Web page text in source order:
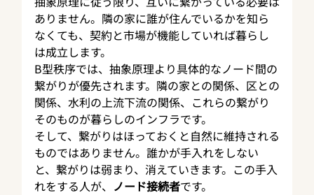
ありません。隣の家に誰が住んでいるかを知ら
なくても、契約と市場が機能していれば暮らし
は成立します。
B型秩序では、抽象原理より具体的なノード間の
繋がりが優先されます。隣の家との関係、区との
関係、水利の上流下流の関係、これらの繋がり
そのものが暮らしのインフラです。
そして、繋がりはほっておくと自然に維持される
ものではありません。誰かが手入れをしない
と、繋がりは弱まり、消えていきます。この手入
れをする人が、 ノード接続者です。